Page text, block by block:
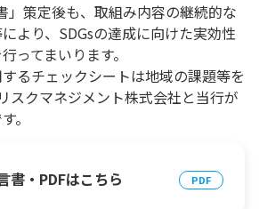
」策定後も、取組み内容の継続的な
より、SDGsの達成に向けた実効性
ってまいります。
るチェックシートは地域の課題等を
スクマネジメント株式会社と当行が
。
書・PDFはこちら